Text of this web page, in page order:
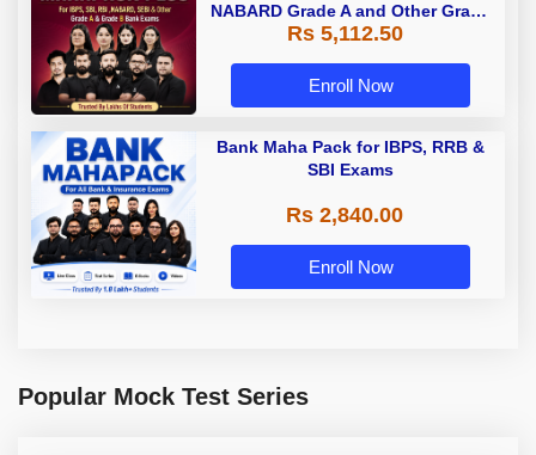
NABARD Grade A and Other Grade
A & Grade B Bank Exams
Rs 5,112.50
Enroll Now
Bank Maha Pack for IBPS, RRB &
SBI Exams
Rs 2,840.00
Enroll Now
Popular Mock Test Series